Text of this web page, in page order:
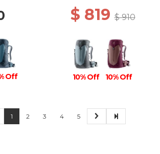
Off
$ 819$ 910
10% Off 10% Off
1 2 3 4 5